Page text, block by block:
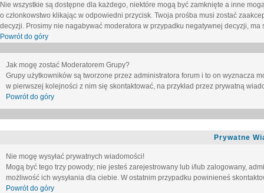
Nie wszystkie są dostępne dla każdego, niektóre mogą być zamknięte a inne
o członkowstwo klikając w odpowiedni przycisk. Twoja prośba musi zostać
decyzji. Prosimy nie nagabywać moderatora w przypadku negatywnej decyzji, ma
Powrót do góry
Jak mogę zostać Moderatorem Grupy?
Grupy użytkowników są tworzone przez administratora forum i to on wyznacza
w pierwszej kolejności z nim się skontaktować, na przykład przez prywatną
Powrót do góry
Prywatne
Nie mogę wysyłać prywatnych wiadomości!
Mogą być tego trzy powody; nie jesteś zarejestrowany lub i/lub zalogowany,
możliwość ich wysyłania dla ciebie. W ostatnim przypadku powinieneś
Powrót do góry